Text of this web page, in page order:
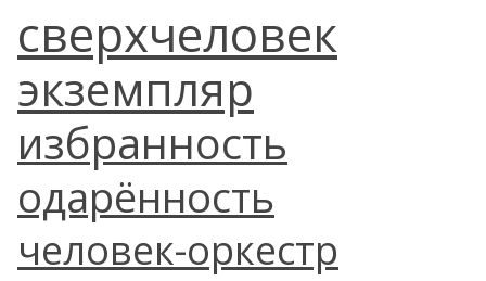
сверхчеловек
экземпляр
избранность
одарённость
человек-оркестр